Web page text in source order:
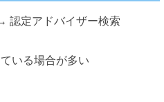
認定アドバイザー検索
いる場合が多い